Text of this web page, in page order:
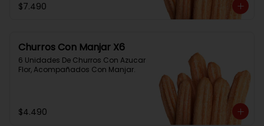
$7.490
Churros Con Manjar X6
6 Unidades De Churros Con Azucar
Flor, Acompañados Con Manjar.
$4.490